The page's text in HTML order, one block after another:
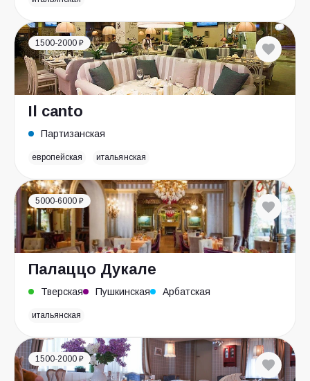
1500-2000 ₽
Il canto
Партизанская
европейская итальянская
5000-6000 ₽
Палаццо Дукале
Тверская Пушкинская Арбатская
итальянская
1500-2000 ₽